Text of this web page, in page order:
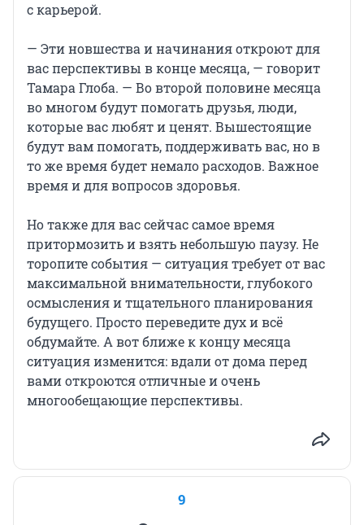
с карьерой.
— Эти новшества и начинания откроют для
вас перспективы в конце месяца, — говорит
Тамара Глоба. — Во второй половине месяца
во многом будут помогать друзья, люди,
которые вас любят и ценят. Вышестоящие
будут вам помогать, поддерживать вас, но в
то же время будет немало расходов. Важное
время и для вопросов здоровья.
Но также для вас сейчас самое время
притормозить и взять небольшую паузу. Не
торопите события — ситуация требует от вас
максимальной внимательности, глубокого
осмысления и тщательного планирования
будущего. Просто переведите дух и всё
обдумайте. А вот ближе к концу месяца
ситуация изменится: вдали от дома перед
вами откроются отличные и очень
многообещающие перспективы.
9